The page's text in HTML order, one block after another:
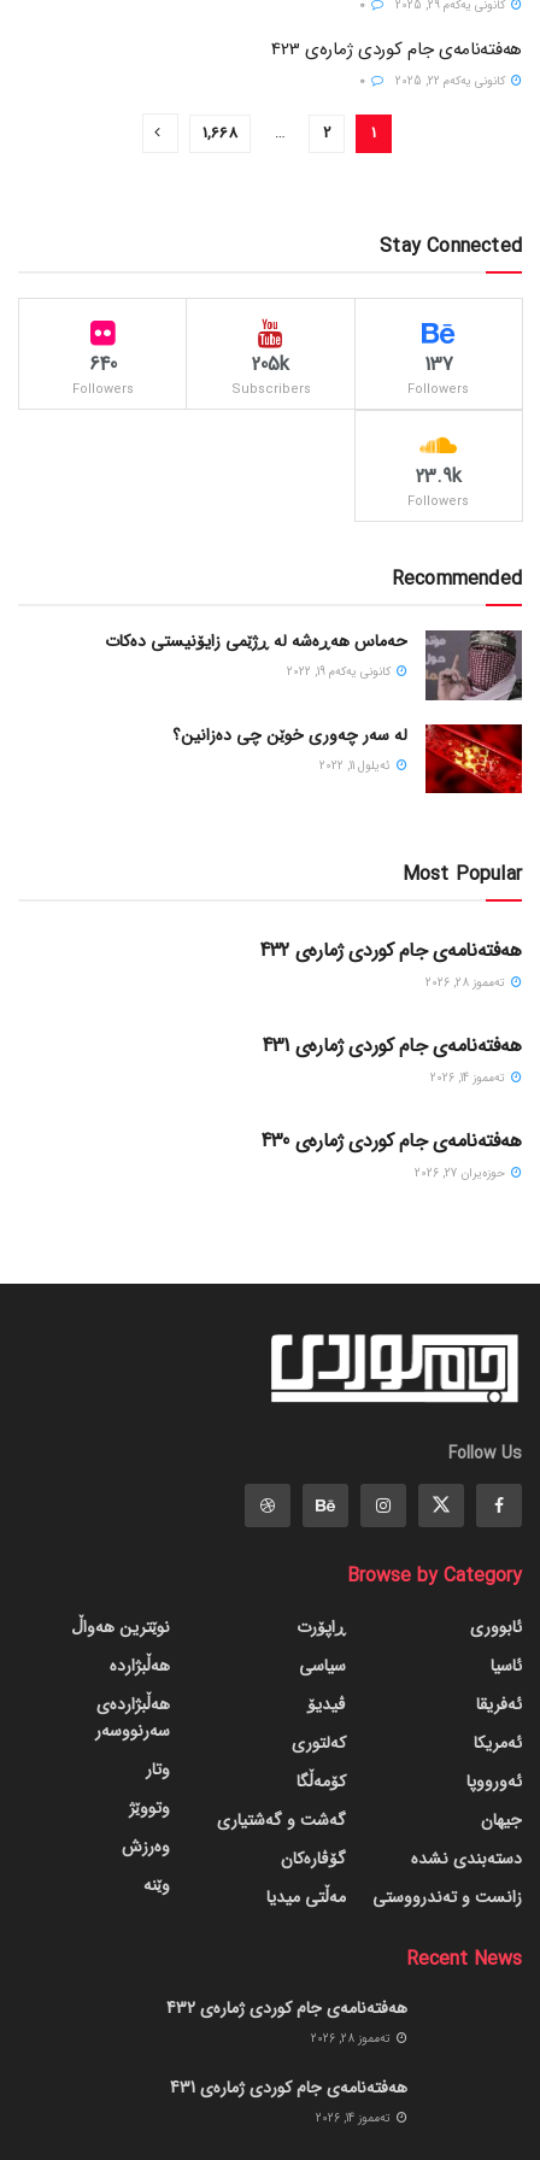
كانونی یه‌كه‌م 29, 2025
هەفتەنامەی جام کوردی ژمارەی 423
كانونی یه‌كه‌م 22, 2025
1
2
…
1,668
Stay Connected
137
Followers
205k
Subscribers
640
Followers
23.9k
Followers
Recommended
حەماس هەڕەشە لە ڕژێمی زایۆنیستی دەکات
كانونی یه‌كه‌م 19, 2022
لە سەر چەوری خوێن چی دەزانین؟
ئه‌یلول 11, 2022
Most Popular
گۆڤاره‌کان
هەفتەنامەی جام کوردی ژمارەی 432
ته‌مموز 28, 2026
هەفتەنامەی جام کوردی ژمارەی 431
ته‌مموز 14, 2026
هەفتەنامەی جام کوردی ژمارەی 430
حوزه‌یران 27, 2026
Follow Us
Browse by Category
ئابووری
ئاسیا
ئەفریقا
ئەمریکا
ئەورووپا
جیهان
دسته‌بندی نشده
زانست و تەندرووستی
ڕاپۆرت
سیاسی
ڤیدیۆ
کەلتوری
کۆمەڵگا
گه‌شت و گه‌شتیاری
گۆڤاره‌کان
مەڵتی میدیا
نوێترین هەواڵ
هەڵبژاردە
هەڵبژاردەی
سەرنووسەر
وتار
وتووێژ
وەرزش
وێنە
Recent News
هەفتەنامەی جام کوردی ژمارەی 432
ته‌مموز 28, 2026
هەفتەنامەی جام کوردی ژمارەی 431
ته‌مموز 14, 2026